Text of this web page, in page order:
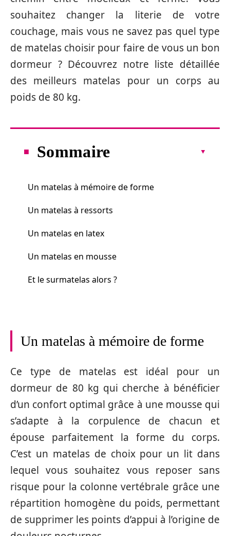
souhaitez changer la literie de votre
couchage, mais vous ne savez pas quel type
de matelas choisir pour faire de vous un bon
dormeur ? Découvrez notre liste détaillée
des meilleurs matelas pour un corps au
poids de 80 kg.
Sommaire
Un matelas à mémoire de forme
Un matelas à ressorts
Un matelas en latex
Un matelas en mousse
Et le surmatelas alors ?
Un matelas à mémoire de forme
Ce type de matelas est idéal pour un
dormeur de 80 kg qui cherche à bénéficier
d’un confort optimal grâce à une mousse qui
s’adapte à la corpulence de chacun et
épouse parfaitement la forme du corps.
C’est un matelas de choix pour un lit dans
lequel vous souhaitez vous reposer sans
risque pour la colonne vertébrale grâce une
répartition homogène du poids, permettant
de supprimer les points d’appui à l’origine de